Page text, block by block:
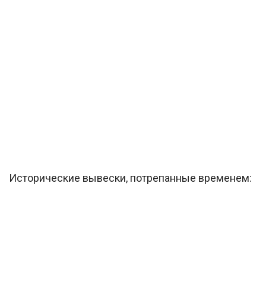
Исторические вывески, потрепанные временем: